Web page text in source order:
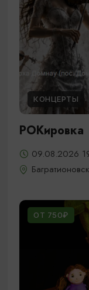
КОНЦЕРТЫ
РОКировка
09.08.2026
ОТ 750₽